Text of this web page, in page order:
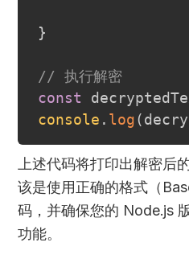
}
// 执行解密
const
console . log(
上述代码将打印出解密后
该是使用正确的格式（
码，并确保您的 Node.js
功能。